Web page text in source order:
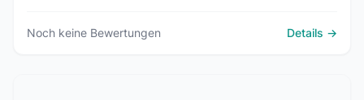
Noch keine Bewertungen Details →